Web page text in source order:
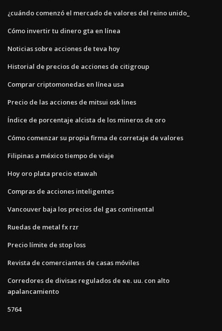
¿cuándo comenzó el mercado de valores del reino unido_
Cómo invertir tu dinero gta en línea
Noticias sobre acciones de teva hoy
Historial de precios de acciones de citigroup
Comprar criptomonedas en línea usa
Precio de las acciones de mitsui osk lines
Índice de porcentaje alcista de los mineros de oro
Cómo comenzar su propia firma de corretaje de valores
Filipinas a méxico tiempo de viaje
Hoy oro plata precio etawah
Compras de acciones inteligentes
Vancouver baja los precios del gas continental
Ruedas de metal fx rzr
Precio límite de stop loss
Revista de comerciantes de casas móviles
Corredores de divisas regulados de ee. uu. con alto
apalancamiento
5764